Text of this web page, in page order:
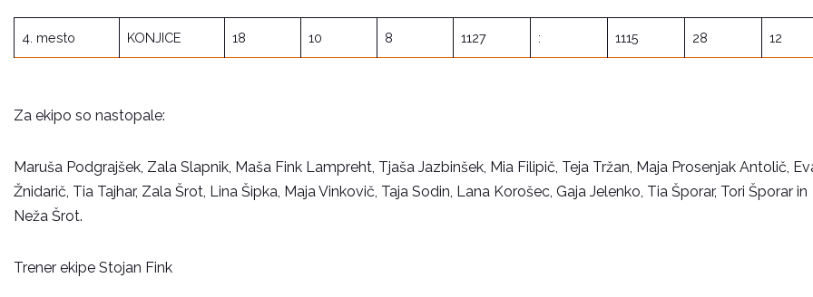
4. mesto KONJICE 18 10 8 1127 : 1115 28 12
Za ekipo so nastopale:
Maruša Podgrajšek, Zala Slapnik, Maša Fink Lampreht, Tjaša Jazbinšek, Mia Filipič, Teja Tržan, Maja Prosenjak Antolič,
Žnidarič, Tia Tajhar, Zala Šrot, Lina Šipka, Maja Vinkovič, Taja Sodin, Lana Korošec, Gaja Jelenko, Tia Šporar, Tori Šporar in
Neža Šrot.
Trener ekipe Stojan Fink